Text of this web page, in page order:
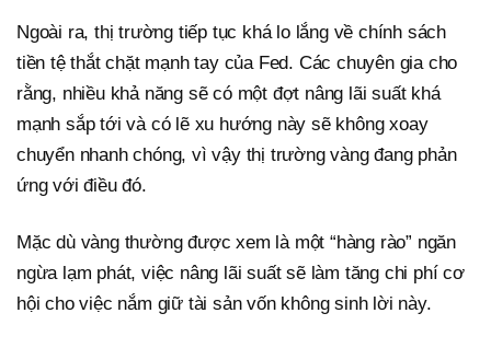
Ngoài ra, thị trường tiếp tục khá lo lắng về chính sách
tiền tệ thắt chặt mạnh tay của Fed. Các chuyên gia cho
rằng, nhiều khả năng sẽ có một đợt nâng lãi suất khá
mạnh sắp tới và có lẽ xu hướng này sẽ không xoay
chuyển nhanh chóng, vì vậy thị trường vàng đang phản
ứng với điều đó.
Mặc dù vàng thường được xem là một “hàng rào” ngăn
ngừa lạm phát, việc nâng lãi suất sẽ làm tăng chi phí cơ
hội cho việc nắm giữ tài sản vốn không sinh lời này.